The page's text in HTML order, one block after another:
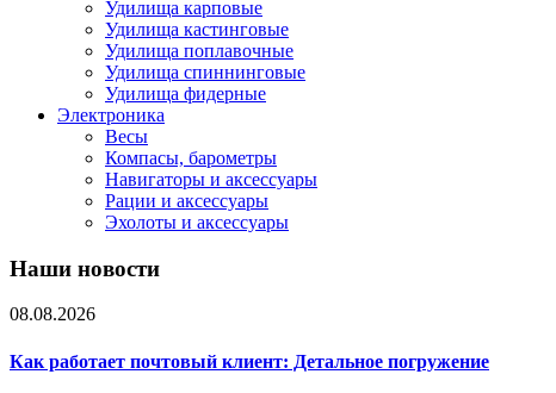
Удилища карповые
Удилища кастинговые
Удилища поплавочные
Удилища спиннинговые
Удилища фидерные
Электроника
Весы
Компасы, барометры
Навигаторы и аксессуары
Рации и аксессуары
Эхолоты и аксессуары
Наши новости
08.08.2026
Как работает почтовый клиент: Детальное погружение